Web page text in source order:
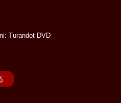
Turandot DVD